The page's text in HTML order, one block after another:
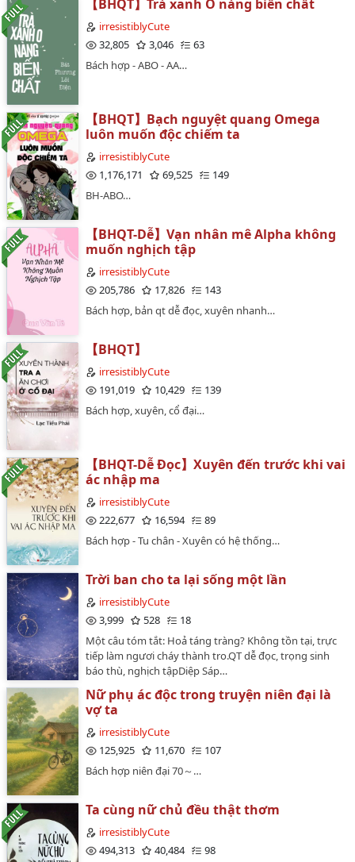
【BHQT】Trà xanh O nàng biến chất
irresistiblyCute
32,805
3,046
63
Bách hợp - ABO - AA…
【BHQT】Bạch nguyệt quang Omega
luôn muốn độc chiếm ta
irresistiblyCute
1,176,171
69,525
149
BH-ABO…
【BHQT-Dễ】Vạn nhân mê Alpha không
muốn nghịch tập
irresistiblyCute
205,786
17,826
143
Bách hợp, bản qt dễ đọc, xuyên nhanh…
【BHQT】
irresistiblyCute
191,019
10,429
139
Bách hợp, xuyên, cổ đại…
【BHQT-Dễ Đọc】Xuyên đến trước khi vai
ác nhập ma
irresistiblyCute
222,677
16,594
89
Bách hợp - Tu chân - Xuyên có hệ thống…
Trời ban cho ta lại sống một lần
irresistiblyCute
3,999
528
18
Một câu tóm tắt: Hoả táng tràng? Không tồn tại, trực
tiếp làm ngươi cháy thành tro.QT dễ đọc, trọng sinh
báo thù, nghịch tậpDiệp Sáp…
Nữ phụ ác độc trong truyện niên đại là
vợ ta
irresistiblyCute
125,925
11,670
107
Bách hợp niên đại 70～…
Ta cùng nữ chủ đều thật thơm
irresistiblyCute
494,313
40,484
98